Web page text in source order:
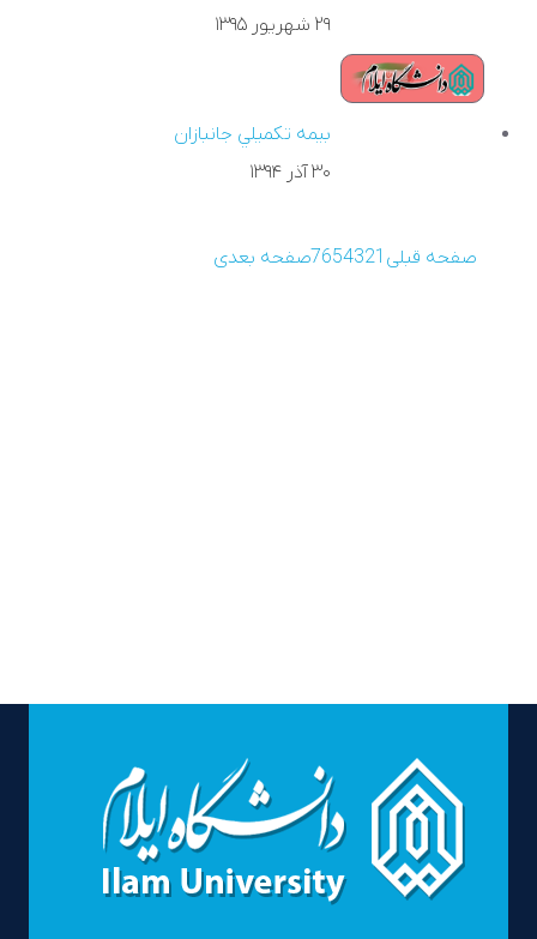
۲۹ شهريور ۱۳۹۵
بيمه تکميلي جانبازان
۳۰ آذر ۱۳۹۴
صفحه قبلی 1
2
3
4
5
6
7صفحه بعدی